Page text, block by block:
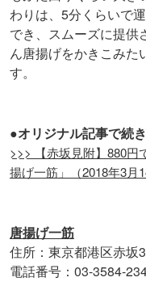
わりは、5分くらいで
でき、スムーズに提供
ん唐揚げをかきこみた
す。
●オリジナル記事で続
>>> 【赤坂見附】880円
揚げ一筋」（2018年3月
唐揚げ一筋
住所：東京都港区赤坂
電話番号：03-3584-